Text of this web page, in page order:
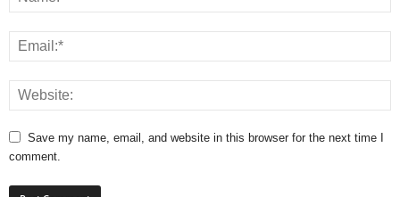
Save my name, email, and website in this browser for the next time I
comment.